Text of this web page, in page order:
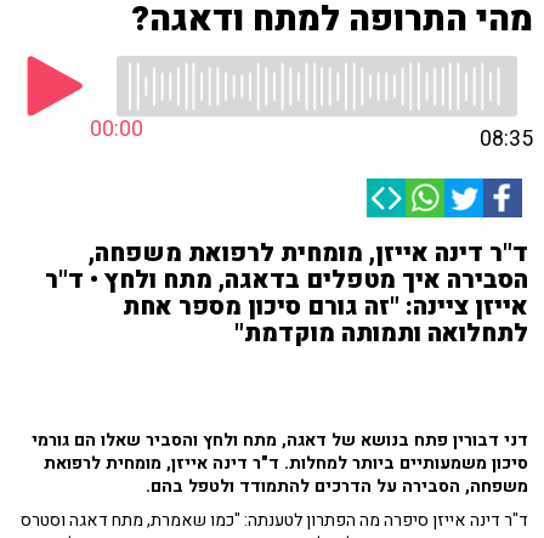
מהי התרופה למתח ודאגה?
00:00 08:35
ד"ר דינה אייזן, מומחית לרפואת משפחה,
הסבירה איך מטפלים בדאגה, מתח ולחץ • ד"ר
אייזן ציינה: "זה גורם סיכון מספר אחת
לתחלואה ותמותה מוקדמת"
דני דבורין פתח בנושא של דאגה, מתח ולחץ והסביר שאלו הם גורמי
סיכון משמעותיים ביותר למחלות. ד"ר דינה אייזן, מומחית לרפואת
משפחה, הסבירה על הדרכים להתמודד ולטפל בהם.
ד"ר דינה אייזן סיפרה מה הפתרון לטענתה: "כמו שאמרת, מתח דאגה וסטרס